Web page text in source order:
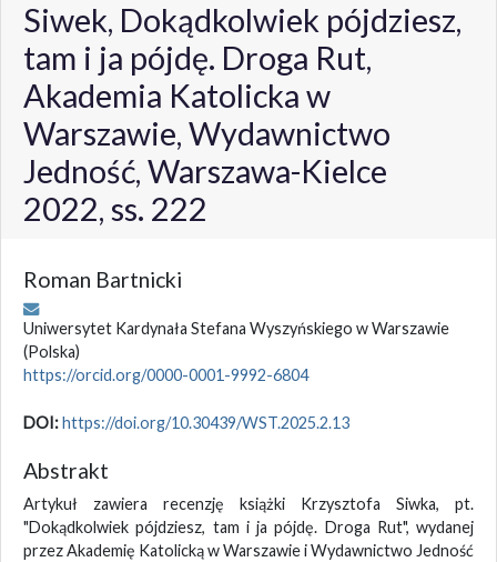
Siwek, Dokądkolwiek pójdziesz,
tam i ja pójdę. Droga Rut,
Akademia Katolicka w
Warszawie, Wydawnictwo
Jedność, Warszawa-Kielce
2022, ss. 222
Roman Bartnicki
Uniwersytet Kardynała Stefana Wyszyńskiego w Warszawie
(Polska)
https://orcid.org/0000-0001-9992-6804
DOI:https://doi.org/10.30439/WST.2025.2.13
Abstrakt
Artykuł zawiera recenzję książki Krzysztofa Siwka, pt.
"Dokądkolwiek pójdziesz, tam i ja pójdę. Droga Rut", wydanej
przez Akademię Katolicką w Warszawie i Wydawnictwo Jedność